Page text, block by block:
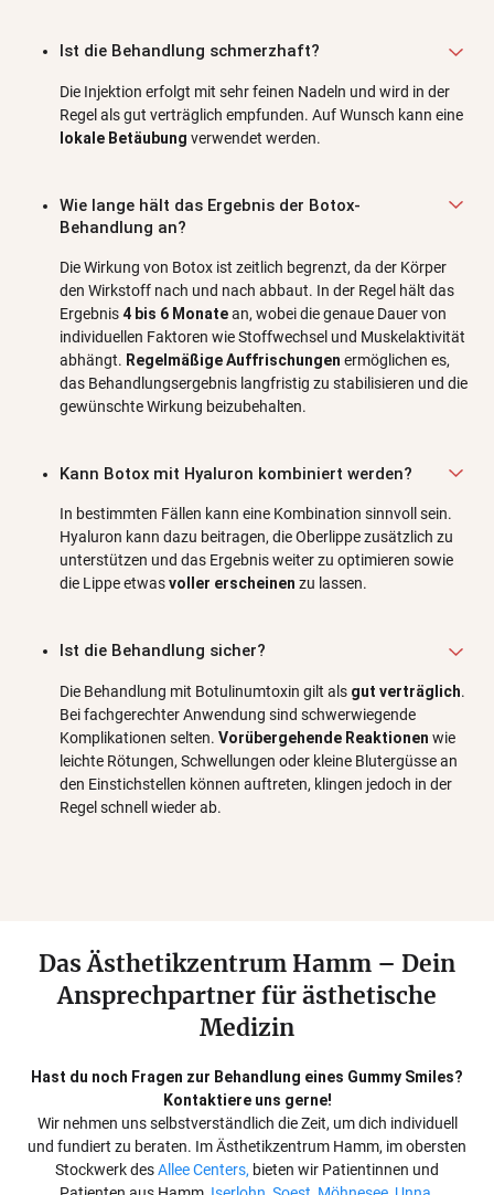
Ist die Behandlung schmerzhaft?
Die Injektion erfolgt mit sehr feinen Nadeln und wird in der
Regel als gut verträglich empfunden. Auf Wunsch kann eine
lokale Betäubung verwendet werden.
Wie lange hält das Ergebnis der Botox-
Behandlung an?
Die Wirkung von Botox ist zeitlich begrenzt, da der Körper
den Wirkstoff nach und nach abbaut. In der Regel hält das
Ergebnis4 bis 6 Monatean, wobei die genaue Dauer von
individuellen Faktoren wie Stoffwechsel und Muskelaktivität
abhängt. Regelmäßige Auffrischungen ermöglichen es,
das Behandlungsergebnis langfristig zu stabilisieren und die
gewünschte Wirkung beizubehalten.
Kann Botox mit Hyaluron kombiniert werden?
In bestimmten Fällen kann eine Kombination sinnvoll sein.
Hyaluron kann dazu beitragen, die Oberlippe zusätzlich zu
unterstützen und das Ergebnis weiter zu optimieren sowie
die Lippe etwasvoller erscheinen zu lassen.
Ist die Behandlung sicher?
Die Behandlung mit Botulinumtoxin gilt als gut verträglich.
Bei fachgerechter Anwendung sind schwerwiegende
Komplikationen selten. Vorübergehende Reaktionen wie
leichte Rötungen, Schwellungen oder kleine Blutergüsse an
den Einstichstellen können auftreten, klingen jedoch in der
Regel schnell wieder ab.
Das Ästhetikzentrum Hamm – Dein
Ansprechpartner für ästhetische
Medizin
Hast du noch Fragen zur Behandlung eines Gummy Smiles?
Kontaktiere uns gerne!
Wir nehmen uns selbstverständlich die Zeit, um dich individuell
und fundiert zu beraten. Im Ästhetikzentrum Hamm, im obersten
Stockwerk desAllee Centers, bieten wir Patientinnen und